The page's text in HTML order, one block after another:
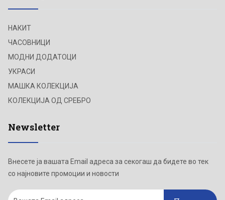
НАКИТ
ЧАСОВНИЦИ
МОДНИ ДОДАТОЦИ
УКРАСИ
МАШКА КОЛЕКЦИЈА
КОЛЕКЦИЈА ОД СРЕБРО
Newsletter
Внесете ја вашата Email адреса за секогаш да бидете во тек
со најновите промоции и новости